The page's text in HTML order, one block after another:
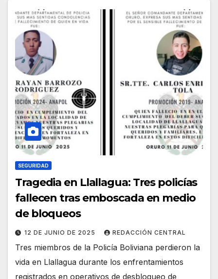
SEGURIDAD
Tragedia en Llallagua: Tres policías
fallecen tras emboscada en medio
de bloqueos
12 DE JUNIO DE 2025 REDACCIÓN CENTRAL
Tres miembros de la Policía Boliviana perdieron la
vida en Llallagua durante los enfrentamientos
registrados en operativos de desbloqueo de